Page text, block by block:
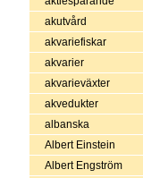
akutvård
akvariefiskar
akvarier
akvarieväxter
akvedukter
albanska
Albert Einstein
Albert Engström